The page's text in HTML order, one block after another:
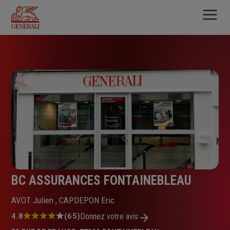
contenu
principal
BC ASSURANCES FONTAINEBLEAU
AVOT Julien , CAPDEPON Eric
Note
4.8 (65)Donnez votre avis